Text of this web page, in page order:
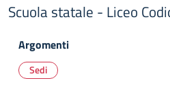
Scuola statale - Liceo
Argomenti
Sedi